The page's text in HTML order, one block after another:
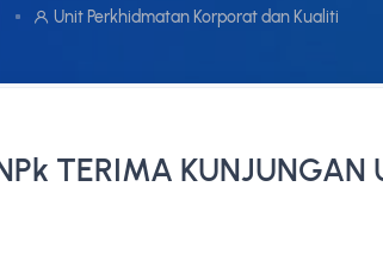
Unit Perkhidmatan Korporat dan Kualiti
TERIMA KUNJUNGAN